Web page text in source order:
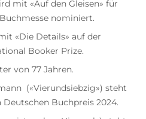
mit «Auf den Gleisen» für
nominiert.
«Die Details» auf der
Booker Prize.
von 77 Jahren.
(«Vierundsiebzig») steht
Buchpreis 2024.